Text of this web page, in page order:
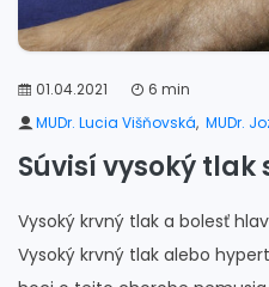
01.04.2021
6 min
MUDr. Lucia Višňovská, MUDr.
Súvisí vysoký tlak
Vysoký krvný tlak a bolesť
Vysoký krvný tlak alebo